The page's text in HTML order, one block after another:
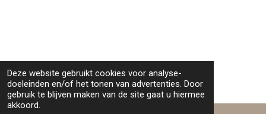
Deze website gebruikt cookies voor analyse-
doeleinden en/of het tonen van advertenties. Door
gebruik te blijven maken van de site gaat u hiermee
akkoord.